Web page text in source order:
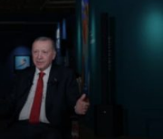
WhatsApp İhbar
Hattı
Facebook